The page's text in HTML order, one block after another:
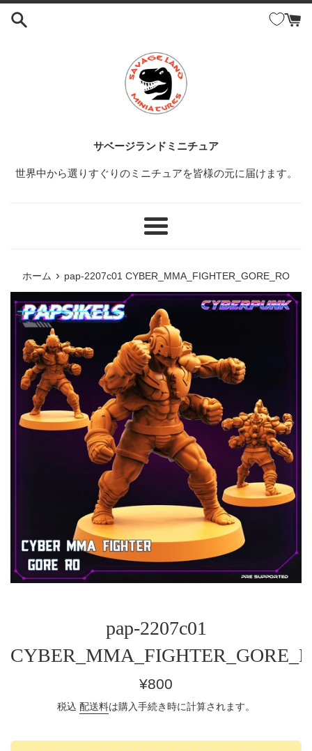
コ
サベージランドミニチュア
世界中から選りすぐりのミニチュアを皆様の元に届けます。
メ
ー
ホーム › pap-2207c01 CYBER_MMA_FIGHTER_GORE_RO
pap-2207c01
通
価
¥800
税込 配送料は購入手続き時に計算されます。